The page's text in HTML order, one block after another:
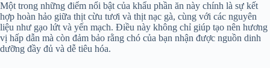
Một trong những điểm nổi bật của khẩu phần ăn này chính là sự kết
hợp hoàn hảo giữa thịt cừu tươi và thịt nạc gà, cùng với các nguyên
liệu như gạo lứt và yến mạch. Điều này không chỉ giúp tạo nên hương
vị hấp dẫn mà còn đảm bảo rằng chó của bạn nhận được nguồn dinh
dưỡng đầy đủ và dễ tiêu hóa.